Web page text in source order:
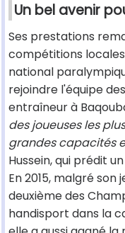
Un bel avenir
Ses prestations
compétitions
national
rejoindre l'équipe
entraîneur à
des joueuses les
grandes capacités
Hussein, qui prédit
En 2015, malgré son
deuxième des
handisport dans la